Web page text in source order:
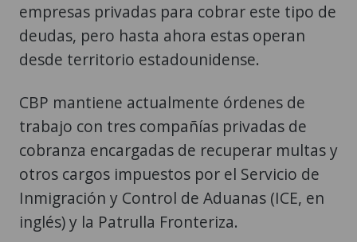
empresas privadas para cobrar este tipo de
deudas, pero hasta ahora estas operan
desde territorio estadounidense.
CBP mantiene actualmente órdenes de
trabajo con tres compañías privadas de
cobranza encargadas de recuperar multas y
otros cargos impuestos por el Servicio de
Inmigración y Control de Aduanas (ICE, en
inglés) y la Patrulla Fronteriza.